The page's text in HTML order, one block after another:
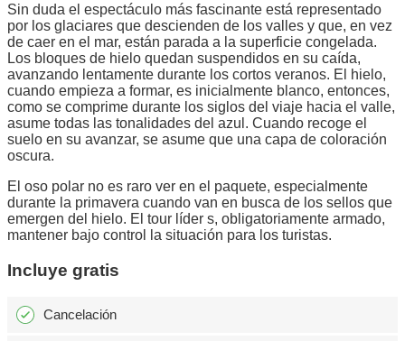
Sin duda el espectáculo más fascinante está representado
por los glaciares que descienden de los valles y que, en vez
de caer en el mar, están parada a la superficie congelada.
Los bloques de hielo quedan suspendidos en su caída,
avanzando lentamente durante los cortos veranos. El hielo,
cuando empieza a formar, es inicialmente blanco, entonces,
como se comprime durante los siglos del viaje hacia el valle,
asume todas las tonalidades del azul. Cuando recoge el
suelo en su avanzar, se asume que una capa de coloración
oscura.
El oso polar no es raro ver en el paquete, especialmente
durante la primavera cuando van en busca de los sellos que
emergen del hielo. El tour líder s, obligatoriamente armado,
mantener bajo control la situación para los turistas.
Incluye gratis
Cancelación